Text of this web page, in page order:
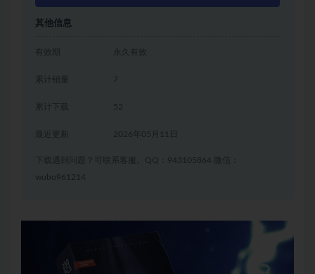
其他信息
有效期 永久有效
累计销量 7
累计下载 52
2026年05月11日
下载遇到问题？可联系客服。QQ：943105864 微信：
wubo961214